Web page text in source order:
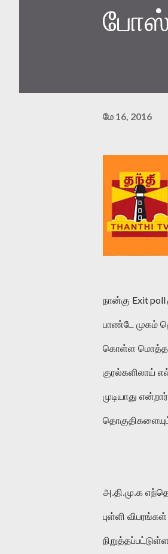
மே 16, 2016
நான்கு Exit poll
பாண்டே முகம்
கொள்ள மொத்த
குரல்களிலாய்
முடியாது
அ.தி.மு.க
புள்ளி